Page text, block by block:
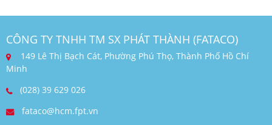
CÔNG TY TNHH TM SX PHÁT THÀNH (FATACO)
149 Lê Thị Bạch Cát, Phường Phú Thọ, Thành Phố Hồ Chí
Minh
(028) 39 629 026
fataco@hcm.fpt.vn